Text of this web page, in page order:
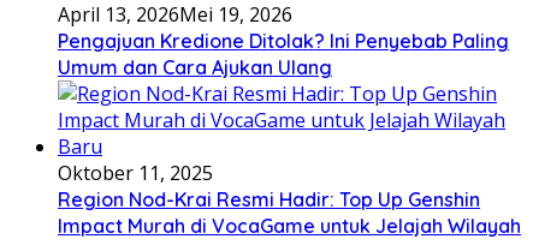
April 13, 2026Mei 19, 2026
Pengajuan Kredione Ditolak? Ini Penyebab Paling
Umum dan Cara Ajukan Ulang
Oktober 11, 2025
Region Nod-Krai Resmi Hadir: Top Up Genshin
Impact Murah di VocaGame untuk Jelajah Wilayah